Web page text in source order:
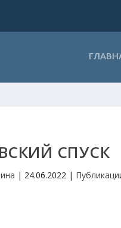
СПУСК
| 24.06.2022|